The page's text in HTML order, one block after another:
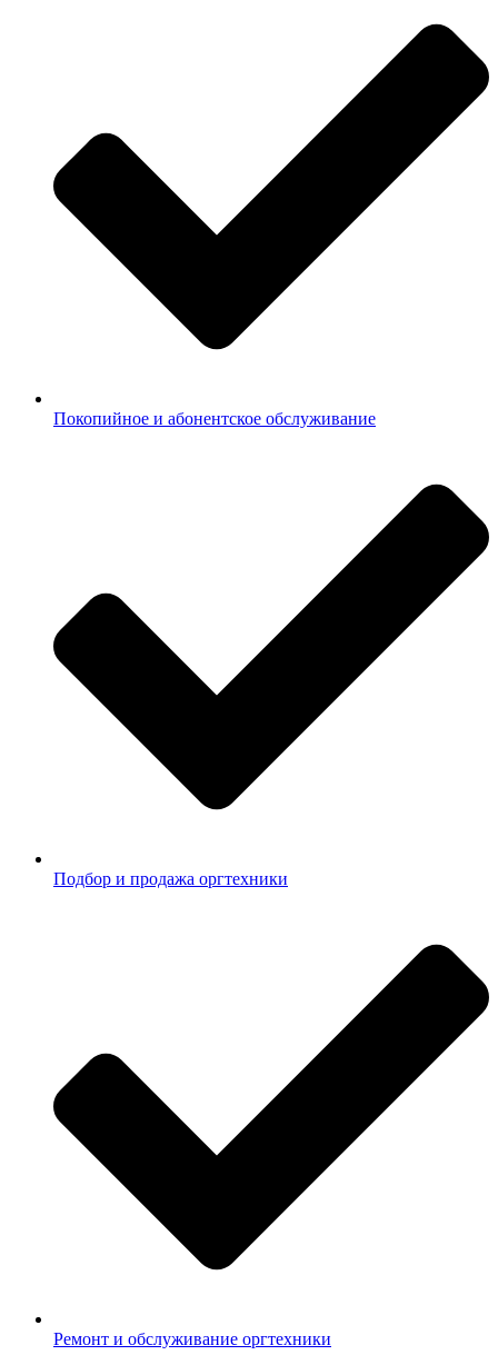
Покопийное и абонентское обслуживание
Подбор и продажа оргтехники
Ремонт и обслуживание оргтехники